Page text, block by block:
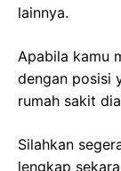
lainnya.
Apabila kamu
dengan posisi
rumah sakit
Silahkan
lengkap